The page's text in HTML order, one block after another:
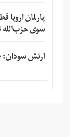
پارلمان
سوی
ارتش سودان: